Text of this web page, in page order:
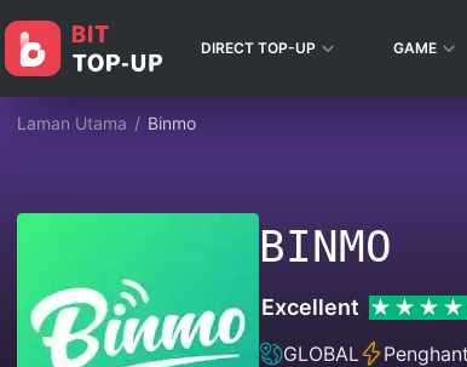
DIRECT TOP-UP GAME
Laman Utama / Binmo
BINMO
Excellent
GLOBAL